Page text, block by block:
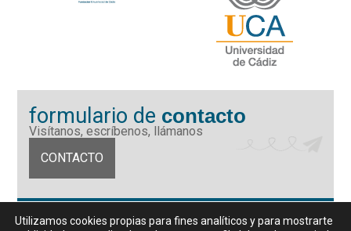
formulario de contacto
Visítanos, escríbenos, llámanos
CONTACTO
Fundación Universidad de Cádiz
Utilizamos cookies propias para fines analíticos y para mostrarte